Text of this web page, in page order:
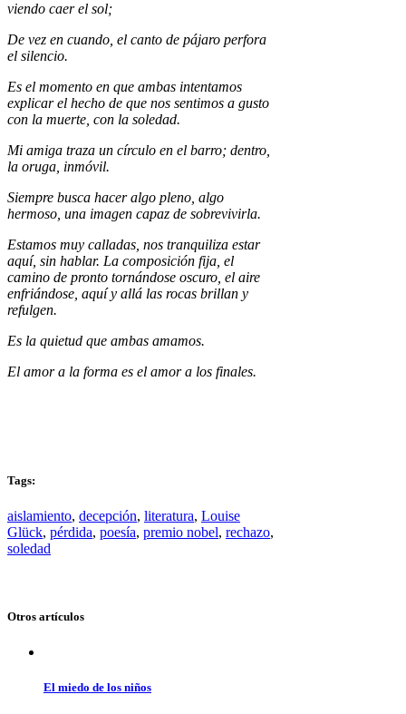
viendo caer el sol;
De vez en cuando, el canto de pájaro perfora
el silencio.
Es el momento en que ambas intentamos
explicar el hecho de que nos sentimos a gusto
con la muerte, con la soledad.
Mi amiga traza un círculo en el barro; dentro,
la oruga, inmóvil.
Siempre busca hacer algo pleno, algo
hermoso, una imagen capaz de sobrevivirla.
Estamos muy calladas, nos tranquiliza estar
aquí, sin hablar. La composición fija, el
camino de pronto tornándose oscuro, el aire
enfriándose, aquí y allá las rocas brillan y
refulgen.
Es la quietud que ambas amamos.
El amor a la forma es el amor a los finales.
Tags:
aislamiento, decepción, literatura, Louise
Glück, pérdida, poesía, premio nobel, rechazo,
soledad
Otros artículos
El miedo de los niños